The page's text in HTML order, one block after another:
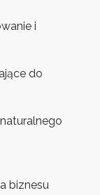
i
do
biznesu